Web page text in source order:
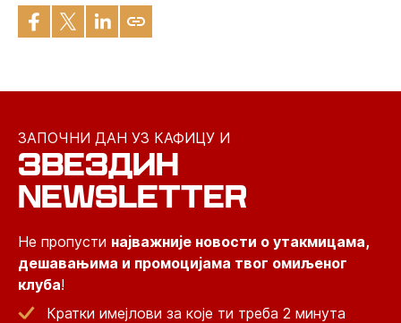
ЗАПОЧНИ ДАН УЗ КАФИЦУ И
ЗВЕЗДИН
NEWSLETTER
Не пропусти најважније новости о утакмицама,
дешавањима и промоцијама твог омиљеног
клуба!
Кратки имејлови за које ти треба 2 минута